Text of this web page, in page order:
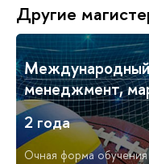
Другие
менеджмент,
2 года
Очная форма обучения